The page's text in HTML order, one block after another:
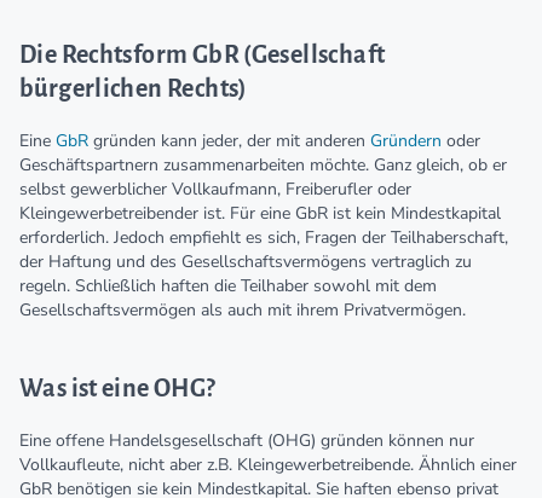
Die Rechtsform GbR (Gesellschaft
bürgerlichen Rechts)
Eine GbR gründen kann jeder, der mit anderen Gründern oder
Geschäftspartnern zusammenarbeiten möchte. Ganz gleich, ob er
selbst gewerblicher Vollkaufmann, Freiberufler oder
Kleingewerbetreibender ist. Für eine GbR ist kein Mindestkapital
erforderlich. Jedoch empfiehlt es sich, Fragen der Teilhaberschaft,
der Haftung und des Gesellschaftsvermögens vertraglich zu
regeln. Schließlich haften die Teilhaber sowohl mit dem
Gesellschaftsvermögen als auch mit ihrem Privatvermögen.
Was ist eine OHG?
Eine offene Handelsgesellschaft (OHG) gründen können nur
Vollkaufleute, nicht aber z.B. Kleingewerbetreibende. Ähnlich einer
GbR benötigen sie kein Mindestkapital. Sie haften ebenso privat